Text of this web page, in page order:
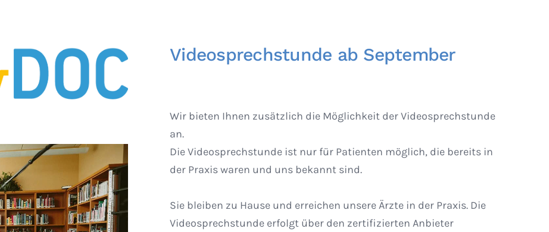
Videosprechstunde ab September
Wir bieten Ihnen zusätzlich die Möglichkeit der Videosprechstunde
an.
Die Videosprechstunde ist nur für Patienten möglich, die bereits in
der Praxis waren und uns bekannt sind.
Sie bleiben zu Hause und erreichen unsere Ärzte in der Praxis. Die
Videosprechstunde erfolgt über den zertifizierten Anbieter